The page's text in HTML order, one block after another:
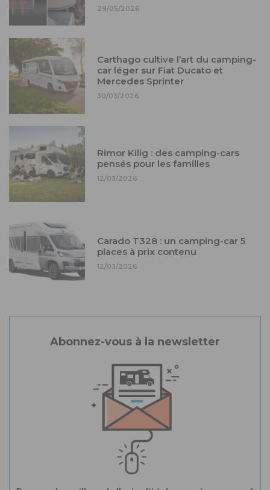
29/05/2026
Carthago cultive l’art du camping-
car léger sur Fiat Ducato et
Mercedes Sprinter
30/03/2026
Rimor Kilig : des camping-cars
pensés pour les familles
12/03/2026
Carado T328 : un camping-car 5
places à prix contenu
12/03/2026
Abonnez-vous à la newsletter